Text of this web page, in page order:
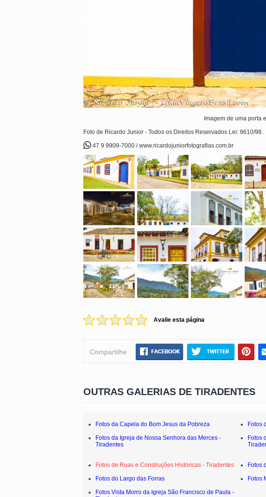
Imagem de uma porta
Foto de Ricardo Junior - Todos os Direitos Reservados Lei: 9610/98.
47 9 9909-7000 / www.ricardojuniorfotografias.com.br
Avalie esta página
Compartilhe
OUTRAS GALERIAS DE TIRADENTES
Fotos da Capela do Bom Jesus da Pobreza Fotos
Fotos da Igreja de Nossa Senhora das Merces -
Tiradentes
Fotos
Fotos de Ruas e Construções Históricas - Tiradentes
Fotos
Fotos do Largo das Forras
Fotos
Fotos Vista Morro da Igreja São Francisco de Paula -